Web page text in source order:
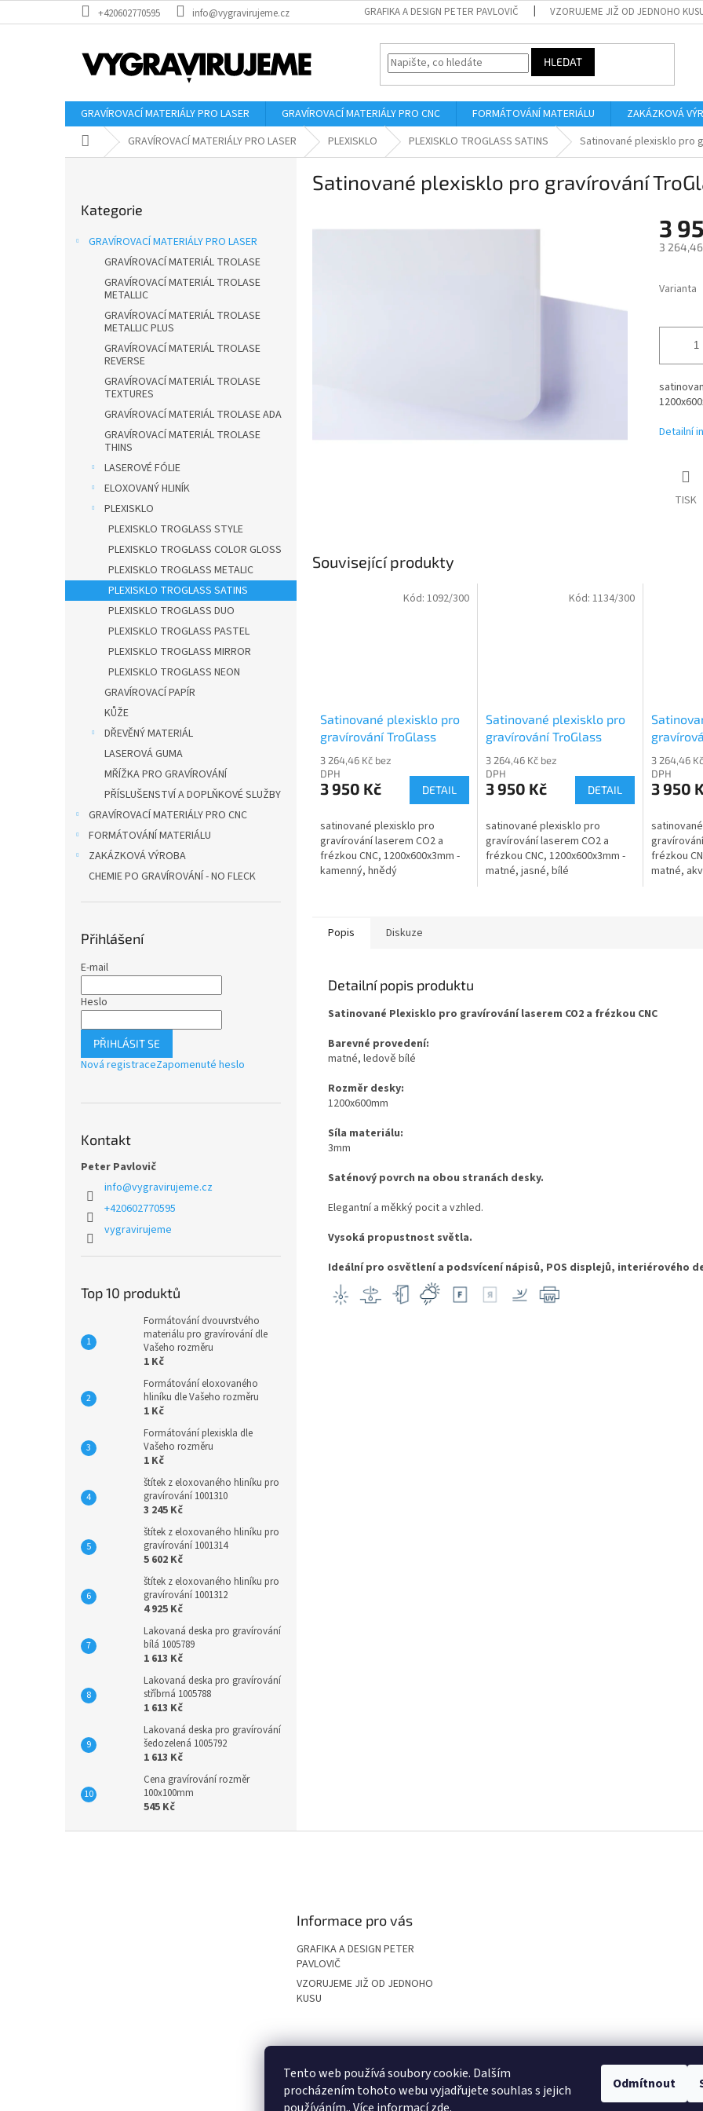
Tento web používá soubory cookie. Dalším
procházením tohoto webu vyjadřujete souhlas s jejich
Odmítnout
na
+420602770595 info@vygravirujeme.cz GRAFIKA A DESIGN PETER PAVLOVIČ VZORUJEME JIŽ OD JEDNOHO
HLEDAT
GRAVÍROVACÍ MATERIÁLY PRO LASER GRAVÍROVACÍ MATERIÁLY PRO CNC FORMÁTOVÁNÍ MATERIÁLU ZAKÁZKOVÁ
Domů GRAVÍROVACÍ MATERIÁLY PRO LASER PLEXISKLO PLEXISKLO TROGLASS SATINS Satinované plexisklo pro
kategorie
Kategorie
GRAVÍROVACÍ MATERIÁLY PRO LASER
GRAVÍROVACÍ MATERIÁL TROLASE
GRAVÍROVACÍ MATERIÁL TROLASE
METALLIC
GRAVÍROVACÍ MATERIÁL TROLASE
METALLIC PLUS
GRAVÍROVACÍ MATERIÁL TROLASE
REVERSE
GRAVÍROVACÍ MATERIÁL TROLASE
TEXTURES
GRAVÍROVACÍ MATERIÁL TROLASE ADA
GRAVÍROVACÍ MATERIÁL TROLASE
THINS
LASEROVÉ FÓLIE
ELOXOVANÝ HLINÍK
PLEXISKLO
PLEXISKLO TROGLASS STYLE
PLEXISKLO TROGLASS COLOR GLOSS
PLEXISKLO TROGLASS METALIC
PLEXISKLO TROGLASS SATINS
PLEXISKLO TROGLASS DUO
PLEXISKLO TROGLASS PASTEL
PLEXISKLO TROGLASS MIRROR
PLEXISKLO TROGLASS NEON
GRAVÍROVACÍ PAPÍR
KŮŽE
DŘEVĚNÝ MATERIÁL
LASEROVÁ GUMA
MŘÍŽKA PRO GRAVÍROVÁNÍ
PŘÍSLUŠENSTVÍ A DOPLŇKOVÉ SLUŽBY
GRAVÍROVACÍ MATERIÁLY PRO CNC
FORMÁTOVÁNÍ MATERIÁLU
ZAKÁZKOVÁ VÝROBA
CHEMIE PO GRAVÍROVÁNÍ - NO FLECK
Přihlášení
E-mail
Heslo
PŘIHLÁSIT SE
Nová registraceZapomenuté heslo
Kontakt
Peter Pavlovič
info@vygravirujeme.cz
+420602770595
vygravirujeme
Top 10 produktů
Formátování dvouvrstvého
materiálu pro gravírování dle
Vašeho rozměru
1 Kč
Formátování eloxovaného
hliníku dle Vašeho rozměru
1 Kč
Formátování plexiskla dle
Vašeho rozměru
1 Kč
štítek z eloxovaného hliníku pro
gravírování 1001310
3 245 Kč
štítek z eloxovaného hliníku pro
gravírování 1001314
5 602 Kč
štítek z eloxovaného hliníku pro
gravírování 1001312
4 925 Kč
Lakovaná deska pro gravírování
bílá 1005789
1 613 Kč
Lakovaná deska pro gravírování
stříbrná 1005788
1 613 Kč
Lakovaná deska pro gravírování
šedozelená 1005792
1 613 Kč
Cena gravírování rozměr
100x100mm
545 Kč
Satinované plexisklo pro gravírování
3
3 264,46
cena:
Varianta
Detailní
TISK
Související produkty
Satinované plexisklo pro
gravírování TroGlass
Satins 1001686-P
3 264,46 Kč bez
DPH
3 950 Kč DETAIL
satinované plexisklo pro
gravírování laserem CO2 a
frézkou CNC, 1200x600x3mm -
kamenný, hnědý
Kód: 1092/300
Satinované plexisklo pro
gravírování TroGlass
Satins 117034-P
3 264,46 Kč bez
DPH
3 950 Kč DETAIL
satinované plexisklo pro
gravírování laserem CO2 a
frézkou CNC, 1200x600x3mm -
matné, jasné, bílé
Kód: 1134/300
Satins
3 264,46
DPH
3 950
frézkou
matné,
Popis Diskuze
Detailní popis produktu
Satinované Plexisklo pro gravírování laserem CO2 a frézkou CNC
Barevné provedení:
matné, ledově bílé
Rozměr desky:
1200x600mm
Síla materiálu:
3mm
Saténový povrch na obou stranách desky.
Elegantní a měkký pocit a vzhled.
Vysoká propustnost světla.
Ideální pro osvětlení a podsvícení nápisů, POS displejů, interiérového
Informace pro vás
GRAFIKA A DESIGN PETER
PAVLOVIČ
VZORUJEME JIŽ OD JEDNOHO
KUSU